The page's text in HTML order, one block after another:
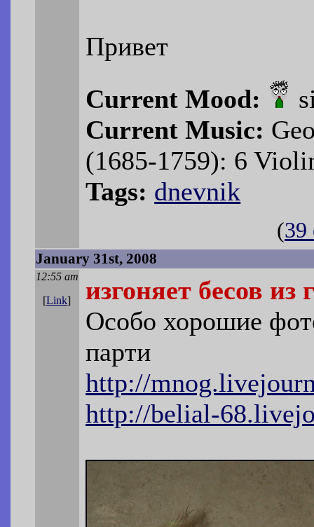
Привет
Current Mood:
Current Music:
(1685-1759): 6
Tags: dnevnik
(39
January 31st, 2008
12:55 am
[Link]
изгоняет бесов из
Особо хорошие
парти
http://
http://belial-